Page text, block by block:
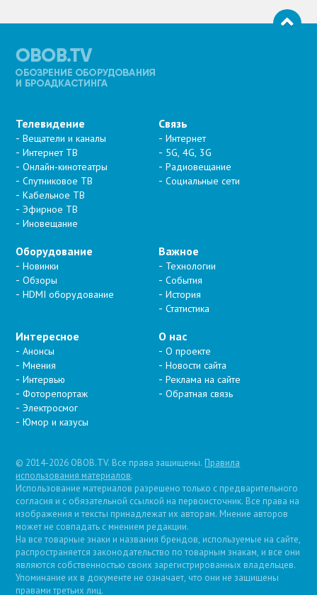
Телевидение
Вещатели и каналы
Интернет ТВ
Онлайн-кинотеатры
Спутниковое ТВ
Кабельное ТВ
Эфирное ТВ
Иновещание
Связь
Интернет
5G, 4G, 3G
Радиовещание
Социальные сети
Оборудование
Новинки
Обзоры
HDMI оборудование
Важное
Технологии
События
История
Статистика
Интересное
Анонсы
Мнения
Интервью
Фоторепортаж
Электросмог
Юмор и казусы
О нас
О проекте
Новости сайта
Реклама на сайте
Обратная связь
© 2014-2026 OBOB.TV. Все права защищены. Правила
использования материалов.
Использование материалов разрешено только с предварительного
согласия и с обязательной ссылкой на первоисточник. Все права на
изображения и тексты принадлежат их авторам. Мнение авторов
может не совпадать с мнением редакции.
На все товарные знаки и названия брендов, используемые на сайте,
распространяется законодательство по товарным знакам, и все они
являются собственностью своих зарегистрированных владельцев.
Упоминание их в документе не означает, что они не защищены
правами третьих лиц.